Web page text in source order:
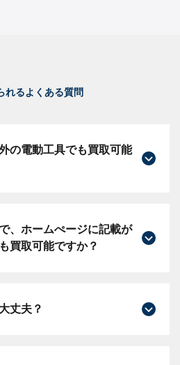
れるよくある質問
の電動工具でも買取可能
、ホームぺージに記載が
買取可能ですか？
丈夫？